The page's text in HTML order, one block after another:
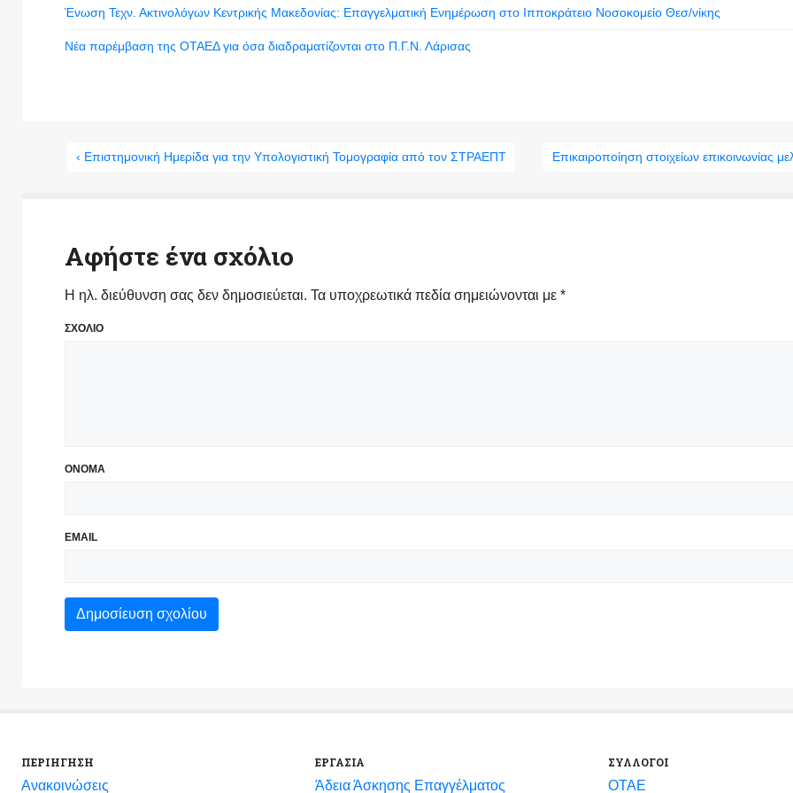
Ένωση Τεχν. Ακτινολόγων Κεντρικής Μακεδονίας: Επαγγελματική Ενημέρωση στο Ιπποκράτειο Νοσοκομείο Θεσ/νίκης
Νέα παρέμβαση της ΟΤΑΕΔ για όσα διαδραματίζονται στο Π.Γ.Ν. Λάρισας
‹ Επιστημονική Ημερίδα για την Υπολογιστική Τομογραφία από τον ΣΤΡΑΕΠΤ Επικαιροποίηση στοιχείων επικοινωνίας
Αφήστε ένα σχόλιο
Η ηλ. διεύθυνση σας δεν δημοσιεύεται. Τα υποχρεωτικά πεδία σημειώνονται με *
ΣΧΟΛΙΟ
ΟΝΟΜΑ
EMAIL
ΠΕΡΙΗΓΗΣΗ
Ανακοινώσεις
ΕΡΓΑΣΙΑ
Άδεια Άσκησης Επαγγέλματος
ΣΥΛΛΟΓΟΙ
ΟΤΑΕ